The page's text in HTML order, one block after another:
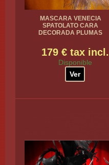
MASCARA VENECIA
SPATOLATO CARA
DECORADA PLUMAS
179 € tax incl.
Disponible
Ver